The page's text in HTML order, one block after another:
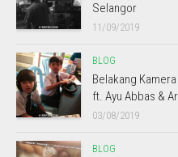
Selangor
11/09/2019
BLOG
Belakang
ft. Ayu Abbas &
03/08/2019
BLOG